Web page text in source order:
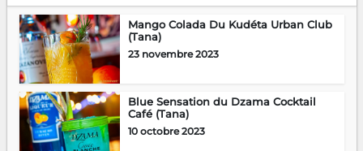
Mango Colada Du Kudéta Urban Club
(Tana)
23 novembre 2023
Blue Sensation du Dzama Cocktail
Café (Tana)
10 octobre 2023